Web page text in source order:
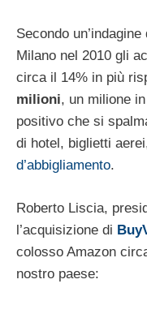
Secondo
Milano nel 2010 gli
circa il 14% in più
milioni, un milione
positivo che si
di hotel, biglietti
d’abbigliamento.
Roberto Liscia,
l’acquisizione di
colosso Amazon
nostro paese: